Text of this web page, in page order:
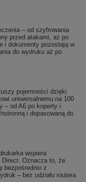
– od szyfrowania
przed atakami, aż po
i dokumenty pozostają w
do wydruku aż po
pojemności dzięki
uniwersalnemu na 100
– od A6 po koperty i
i dopasowaną do
wspiera
Direct. Oznacza to, że
bezpośrednio z
– bez udziału routera